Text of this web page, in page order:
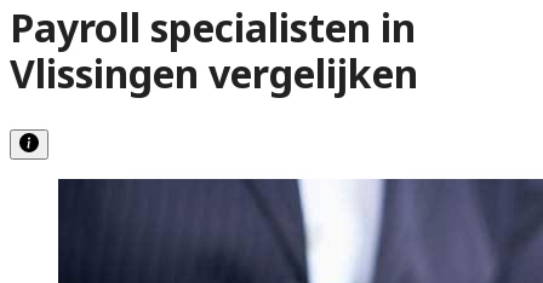
Payroll specialisten in
Vlissingen vergelijken